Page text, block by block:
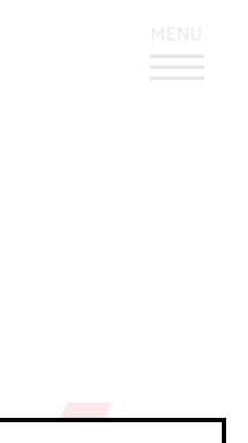
KONTRASTREICHES DESIGN
MENU